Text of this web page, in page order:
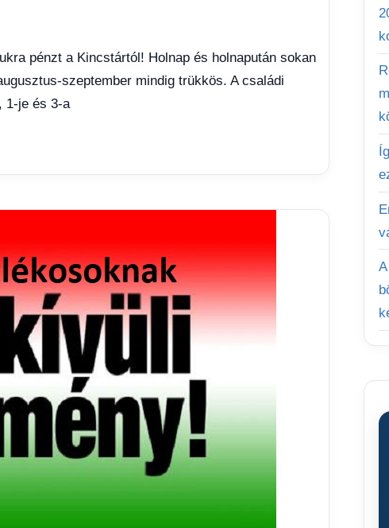
pénzt a Kincstártól! Holnap és holnapután sokan
szeptember mindig trükkös. A családi
1-je és 3-a